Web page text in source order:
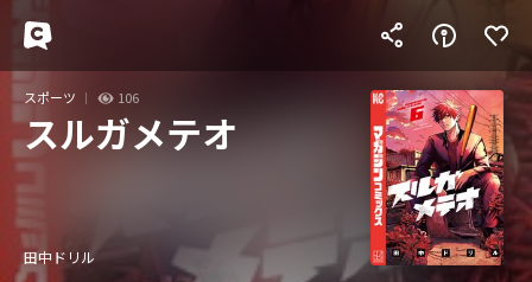
スポーツ 106
スルガメテオ
田中ドリル